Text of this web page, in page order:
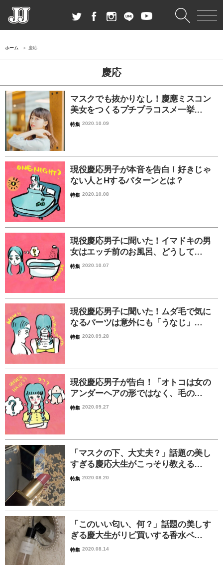
ホーム 慶応
慶応
マスクでも抜かりなし！慶應ミスコン
美女をつくるプチプラコスメ一挙…
特集 2020.10.09
現役慶応男子が本音を告白！好きじゃ
ない人とHするパターンとは？
特集 2020.10.08
現役慶応男子に聞いた！イマドキの男
女はエッチ前のお風呂、どうして…
特集 2020.10.07
現役慶応男子に聞いた！ムダ毛で気に
なるパーツは意外にも「うなじ」…
特集 2020.09.28
現役慶応男子が告白！「オトコは女の
アンダーヘアの形ではなく、毛の…
特集 2020.09.27
「マスクの下、大丈夫？」話題の美し
すぎる慶応大生がこっそり教える…
特集 2020.08.20
「このいい匂い、何？」話題の美しす
ぎる慶大生がリピ買いする香水ベ…
特集 2020.08.14